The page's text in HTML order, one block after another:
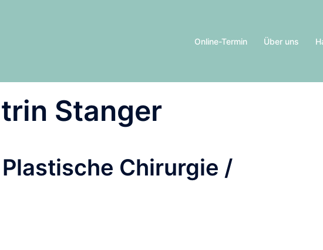
Online-Termin Über uns
Stanger
Chirurgie /